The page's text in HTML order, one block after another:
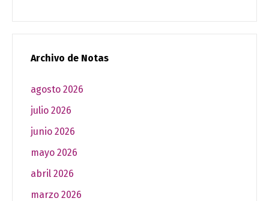
Archivo de Notas
agosto 2026
julio 2026
junio 2026
mayo 2026
abril 2026
marzo 2026